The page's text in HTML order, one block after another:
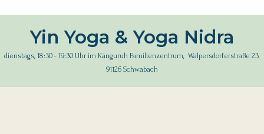
Yin Yoga & Yoga Nidra
dienstags, 18:30 - 19:30 Uhr im Känguruh Familienzentrum, Walpersdorferstraße 23,
91126 Schwabach